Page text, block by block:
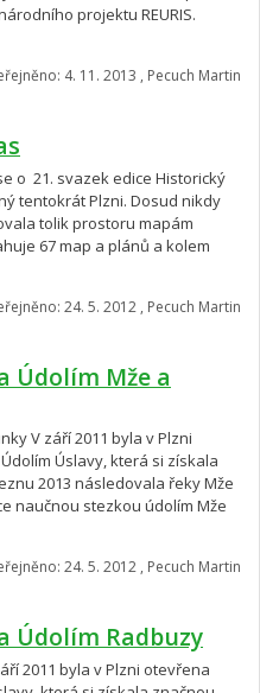
projektu REURIS.
4. 11. 2013 , Pecuch Martin
o 21. svazek edice Historický
tentokrát Plzni. Dosud nikdy
tolik prostoru mapám
67 map a plánů a kolem
24. 5. 2012 , Pecuch Martin
Údolím Mže a
V září 2011 byla v Plzni
Úslavy, která si získala
2013 následovala řeky Mže
naučnou stezkou údolím Mže
24. 5. 2012 , Pecuch Martin
Údolím Radbuzy
2011 byla v Plzni otevřena